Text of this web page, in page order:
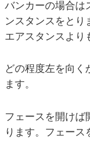
バンカーの場合は
ンスタンスをとり
エアスタンスより
どの程度左を向く
ます。
フェースを開けば
ります。フェース